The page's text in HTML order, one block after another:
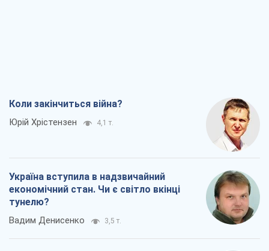
Коли закінчиться війна?
Юрій Хрістензен 4,1 т.
Україна вступила в надзвичайний
економічний стан. Чи є світло вкінці
тунелю?
Вадим Денисенко 3,5 т.